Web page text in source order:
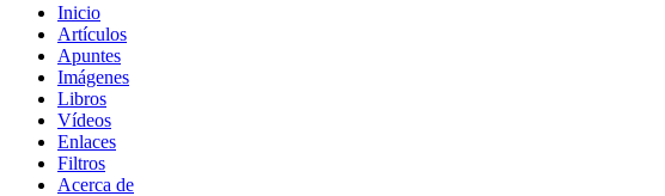
Inicio
Artículos
Apuntes
Imágenes
Libros
Vídeos
Enlaces
Filtros
Acerca de